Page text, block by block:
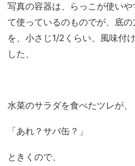
写真の容器は、らっこが使いや
て使っているのものでが、底
を、小さじ1/2くらい、風味付
した、
水菜のサラダを食べたツレが、
「あれ？サバ缶？」
ときくので、